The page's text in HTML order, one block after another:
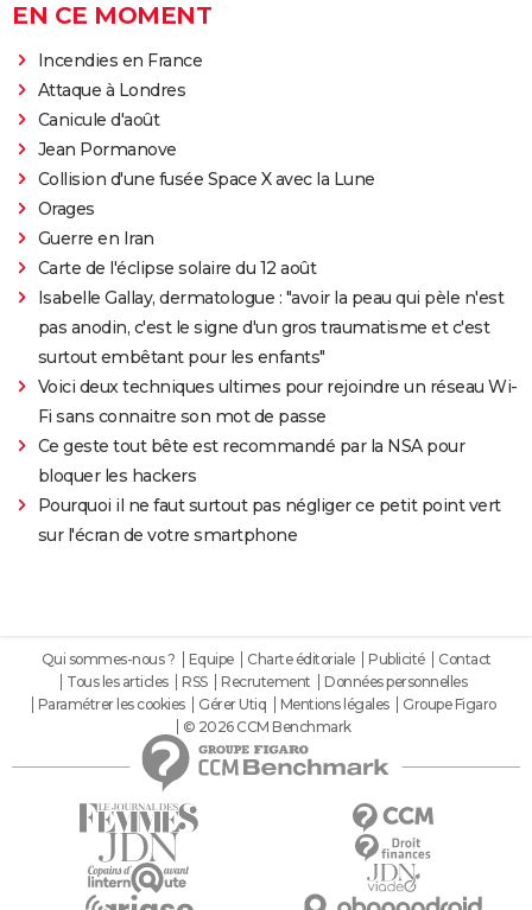
EN CE MOMENT
Incendies en France
Attaque à Londres
Canicule d'août
Jean Pormanove
Collision d'une fusée Space X avec la Lune
Orages
Guerre en Iran
Carte de l'éclipse solaire du 12 août
Isabelle Gallay, dermatologue : "avoir la peau qui pèle n'est
pas anodin, c'est le signe d'un gros traumatisme et c'est
surtout embêtant pour les enfants"
Voici deux techniques ultimes pour rejoindre un réseau Wi-
Fi sans connaitre son mot de passe
Ce geste tout bête est recommandé par la NSA pour
bloquer les hackers
Pourquoi il ne faut surtout pas négliger ce petit point vert
sur l'écran de votre smartphone
Qui sommes-nous ? Equipe Charte éditoriale Publicité
Contact
Tous les articles
RSS Recrutement
Données personnelles
Paramétrer les cookies
Gérer Utiq Mentions légales
Groupe Figaro
© 2026 CCM Benchmark